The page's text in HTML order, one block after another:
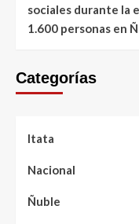
sociales durante la
1.600 personas en
Categorías
Itata
Nacional
Ñuble